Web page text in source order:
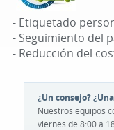
- Etiquetado
- Seguimiento del
- Reducción del
¿Un consejo?
Nuestros equipos
viernes de 8:00 a